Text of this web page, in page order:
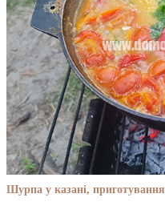
Шурпа у казані, приготування